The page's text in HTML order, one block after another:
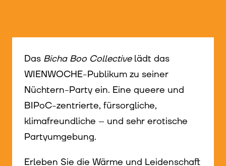
Das Bicha Boo Collectivelädt das
WIENWOCHE-Publikum zu seiner
Nüchtern-Party ein. Eine queere und
BIPoC-zentrierte, fürsorgliche,
klimafreundliche – und sehr erotische
Partyumgebung.
Erleben Sie die Wärme und Leidenschaft